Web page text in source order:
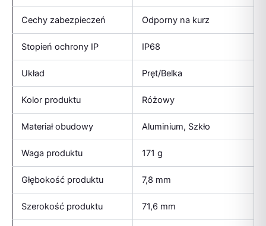
Cechy zabezpieczeń Odporny na kurz
Stopień ochrony IP IP68
Układ Pręt/Belka
Kolor produktu Różowy
Materiał obudowy Aluminium, Szkło
Waga produktu 171 g
Głębokość produktu 7,8 mm
Szerokość produktu 71,6 mm